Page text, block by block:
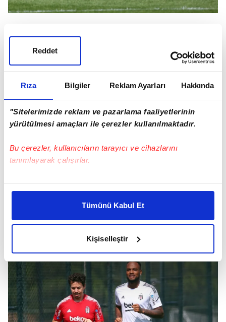
Rıza Bilgiler Reklam Ayarları Hakkında
"Sitelerimizde reklam ve pazarlama faaliyetlerinin
yürütülmesi amaçları ile çerezler kullanılmaktadır.
Bu çerezler, kullanıcıların tarayıcı ve cihazlarını
tanımlayarak çalışırlar.
Bu çerezlere izin vermeniz halinde sizlere özel
daha iyi reklam deneyimi yaşatabiliriz. Bunu yaparken
amacımızın size daha iyi bir reklam deneyimi sunmak
elimizden gelen çabayı gösterdiğimizi ve bu noktada,
kalemimiz olduğunu sizlere hatırlatmak isteriz.
Her halükârda, kullanıcılar, bu çerezlere izin vermedikleri
takdirde, kullanıcılara hedefli reklamlar
gösterilmeyecektir."
Tümünü Kabul Et
Kişiselleştir
Reddet